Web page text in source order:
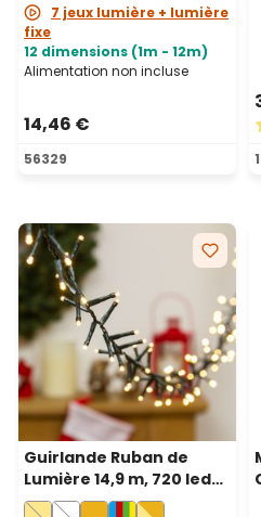
7 jeux lumière + lumière
fixe
12 dimensions (1m - 12m)
Alimentation non incluse
14,46 €
56329
Guirlande Ruban de
Lumière 14,9 m, 720 led
blanc chaud, câble vert